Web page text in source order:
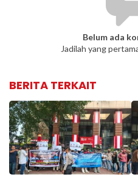
Belum ada
Jadilah yang
BERITA TERKAIT